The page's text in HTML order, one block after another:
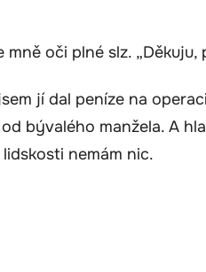
mně oči plné slz. „Děkuju,
jí dal peníze na
bývalého manžela. A
nemám nic.